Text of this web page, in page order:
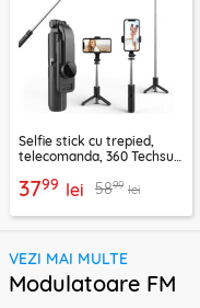
Selfie stick cu trepied,
telecomanda, 360 Techsuit
3799 lei 5899 lei
VEZI MAI MULTE
Modulatoare FM